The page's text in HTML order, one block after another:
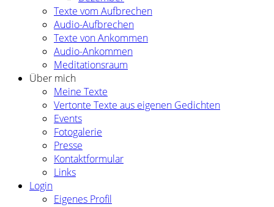
Texte vom Aufbrechen
Audio-Aufbrechen
Texte von Ankommen
Audio-Ankommen
Meditationsraum
Über mich
Meine Texte
Vertonte Texte aus eigenen Gedichten
Events
Fotogalerie
Presse
Kontaktformular
Links
Login
Eigenes Profil